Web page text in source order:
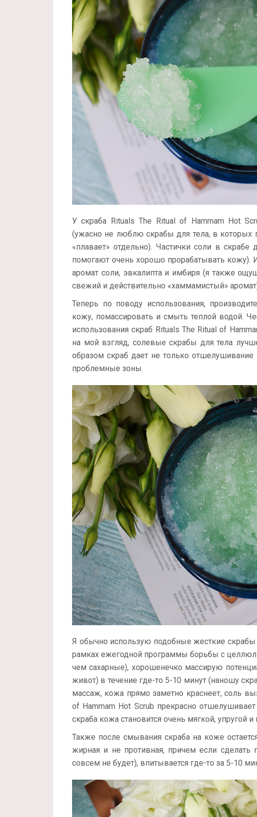
У скраба Rituals The Ritual of Hammam Hot
(ужасно не люблю скрабы для тела, в которых
«плавает» отдельно). Частички соли в скрабе
помогают очень хорошо прорабатывать кожу).
аромат соли, эвкалипта и имбиря (я также
свежий и действительно «хаммамистый»
Теперь по поводу использования,
кожу, помассировать и смыть теплой водой.
использования скраб Rituals The Ritual of
на мой взгляд, солевые скрабы для тела
образом скраб дает не только
проблемные зоны.
Я обычно использую подобные жесткие
рамках ежегодной программы борьбы с
чем сахарные), хорошенечко массирую
живот) в течение где-то 5-10 минут (наношу
массаж, кожа прямо заметно краснеет, соль
of Hammam Hot Scrub прекрасно
скраба кожа становится очень мягкой, упругой и
Также после смывания скраба на коже
жирная и не противная, причем если
совсем не будет), впитывается где-то за 5-10